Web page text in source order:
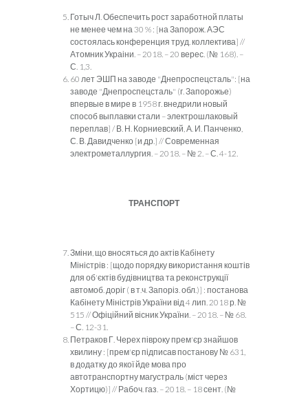
Готыч Л. Обеспечить рост заработной платы
не менее чем на 30 % : [на Запорож. АЭС
состоялась конференция труд. коллектива] //
Атомник Украіни. – 2018. – 20 верес. (№ 168). –
С. 1,3.
60 лет ЭШП на заводе "Днепроспецсталь": [на
заводе "Днепроспецсталь" (г. Запорожье)
впервые в мире в 1958 г. внедрили новый
способ выплавки стали – электрошлаковый
переплав] / В. Н. Корниевский, А. И. Панченко,
С. В. Давидченко [и др.] // Современная
электрометаллургия. – 2018. – № 2. – С. 4-12.
ТРАНСПОРТ
Зміни, що вносяться до актів Кабінету
Міністрів : [щодо порядку використання коштів
для об'єктів будівництва та реконструкції
автомоб. доріг ( в т.ч. Запоріз. обл.)] : постанова
Кабінету Міністрів України від 4 лип. 2018 р. №
515 // Офіційний вісник України. – 2018. – № 68.
– С. 12-31.
Петраков Г. Черех півроку прем'єр знайшов
хвилину : [прем'єр підписав постанову № 631,
в додатку до якої йде мова про
автотранспортну магустраль (міст через
Хортицю)] // Рабоч. газ. – 2018. – 18 сент. (№